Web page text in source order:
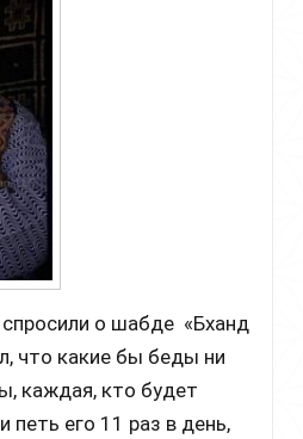
спросили о шабде «Бханд
что какие бы беды ни
каждая, кто будет
петь его 11 раз в день,